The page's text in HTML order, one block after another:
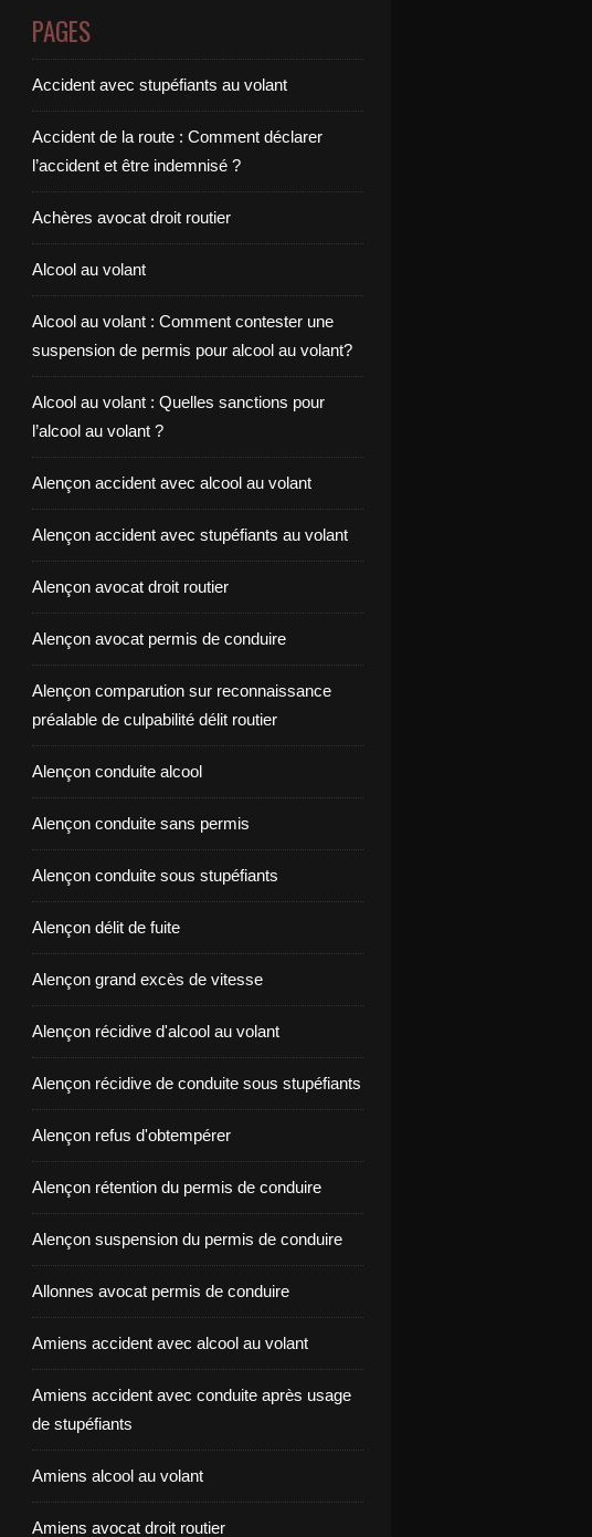
PAGES
Accident avec stupéfiants au volant
Accident de la route : Comment déclarer
l’accident et être indemnisé ?
Achères avocat droit routier
Alcool au volant
Alcool au volant : Comment contester une
suspension de permis pour alcool au volant?
Alcool au volant : Quelles sanctions pour
l’alcool au volant ?
Alençon accident avec alcool au volant
Alençon accident avec stupéfiants au volant
Alençon avocat droit routier
Alençon avocat permis de conduire
Alençon comparution sur reconnaissance
préalable de culpabilité délit routier
Alençon conduite alcool
​​​​​​​Alençon conduite sans permis
Alençon conduite sous stupéfiants
Alençon délit de fuite
Alençon grand excès de vitesse
Alençon récidive d'alcool au volant
Alençon récidive de conduite sous stupéfiants
Alençon refus d'obtempérer
Alençon rétention du permis de conduire
Alençon suspension du permis de conduire
Allonnes avocat permis de conduire
Amiens accident avec alcool au volant
Amiens accident avec conduite après usage
de stupéfiants
Amiens alcool au volant
Amiens avocat droit routier